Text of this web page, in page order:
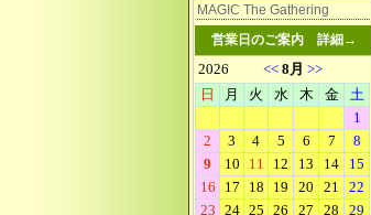
MAGIC The Gathering
営業日のご案内 詳細→